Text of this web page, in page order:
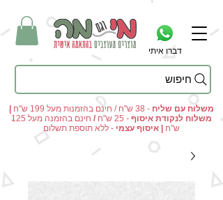
דברו איתי
חיפוש
משלוח עם שליח - 38 ש"ח / חינם בהזמנות מעל 199 ש"ח
|
משלוח לנקודת איסוף - 25 ש"ח /
חינם בהזמנה מעל 125
ש"ח | איסוף עצמי - ללא תוספת תשלום